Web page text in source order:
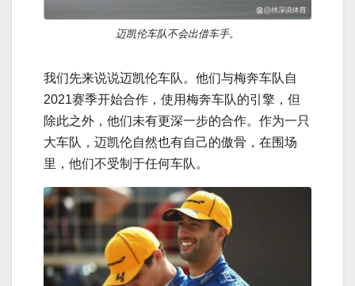
迈凯伦车队不会出借车手。
我们先来说说迈凯伦车队。他们与梅奔车队自
2021赛季开始合作，使用梅奔车队的引擎，但
除此之外，他们未有更深一步的合作。作为一只
大车队，迈凯伦自然也有自己的傲骨，在围场
里，他们不受制于任何车队。